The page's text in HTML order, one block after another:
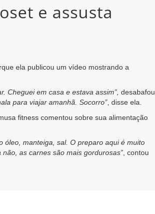
e assusta
ela publicou um vídeo mostrando a
Cheguei em casa e estava assim”, desabafou
para viajar amanhã. Socorro” , disse ela.
fitness comentou sobre sua alimentação
óleo, manteiga, sal. O preparo aqui é muito
as carnes são mais gordurosas” , contou